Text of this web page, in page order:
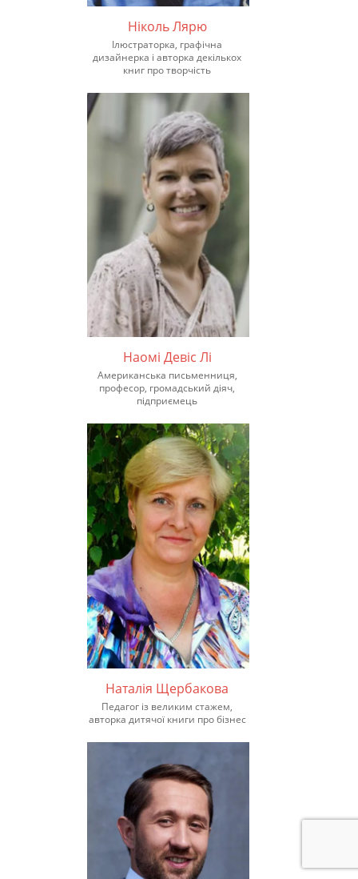
Ніколь Лярю
Ілюстраторка, графічна
дизайнерка і авторка декількох
книг про творчість
Наомі Девіс Лі
Американська письменниця,
професор, громадський діяч,
підприємець
Наталія Щербакова
Педагог із великим стажем,
авторка дитячої книги про бізнес